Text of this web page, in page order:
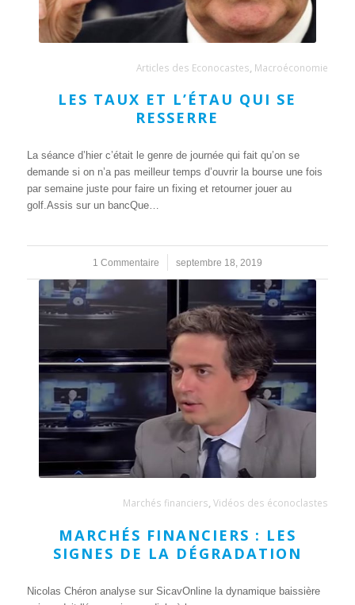
Articles des Econocastes Macroéconomie
LES TAUX ET L’ÉTAU QUI SE
RESSERRE
La séance d’hier c’était le genre de journée qui fait qu’on se
demande si on n’a pas meilleur temps d’ouvrir la bourse une fois
par semaine juste pour faire un fixing et retourner jouer au
golf.Assis sur un bancQue…
1 Commentaire
/ septembre 18, 2019
Marchés financiers,Vidéos des éconoclastes
MARCHÉS FINANCIERS : LES
SIGNES DE LA DÉGRADATION
Nicolas Chéron analyse sur SicavOnline la dynamique baissière